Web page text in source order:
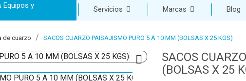
Equipos y
Servicios Marcas Blog
de cuarzo SACOS CUARZO PAISAJISMO PURO 5 A 10 MM (BOLSAS X 25 KGS)

SACOS
(BOLSAS X 25